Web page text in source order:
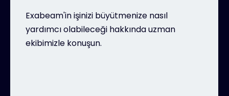
Exabeam'in işinizi büyütmenize nasıl
yardımcı olabileceği hakkında uzman
ekibimizle konuşun.